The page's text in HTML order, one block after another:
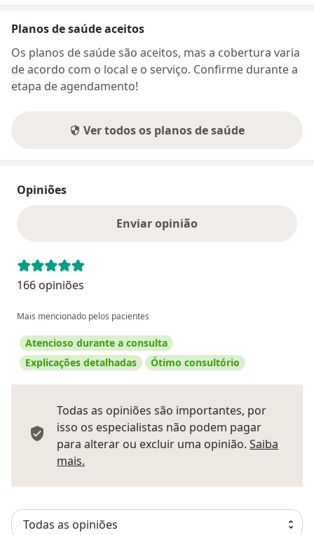
Planos de saúde aceitos
Os planos de saúde são aceitos, mas a cobertura varia
de acordo com o local e o serviço. Confirme durante a
etapa de agendamento!
Ver todos os planos de saúde
Opiniões
Enviar opinião
166 opiniões
Mais mencionado pelos pacientes
Atencioso durante a consulta
Explicações detalhadas
Ótimo consultório
Todas as opiniões são importantes, por
isso os especialistas não podem pagar
para alterar ou excluir uma opinião. Saiba
mais.